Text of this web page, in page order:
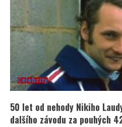
Celebrity
50 let od nehody Nikiho
dalšího závodu za pouhých